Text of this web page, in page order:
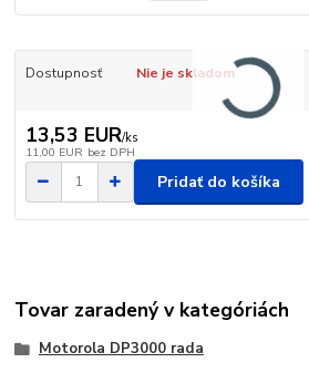
Dostupnosť Nie je skladom
13,53 EUR/ks
11,00 EUR bez DPH
Pridať do košíka
Tovar zaradený v kategóriách
Motorola DP3000 rada